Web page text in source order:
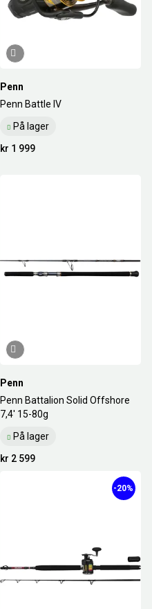
Penn
Penn Battle IV
På lager
kr 1 999
Penn
Penn Battalion Solid Offshore
7,4' 15-80g
På lager
kr 2 599
-20%